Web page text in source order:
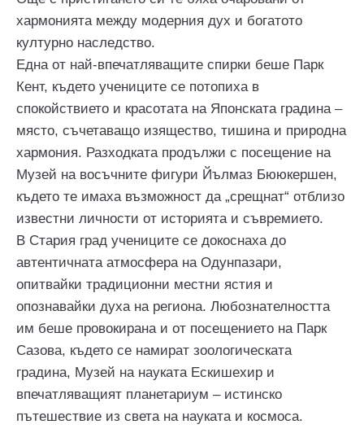
хармонията между модерния дух и богатото
културно наследство.
Една от най-впечатляващите спирки беше Парк
Кент, където учениците се потопиха в
спокойствието и красотата на Японската градина –
място, съчетаващо изящество, тишина и природна
хармония. Разходката продължи с посещение на
Музей на восъчните фигури Йълмаз Бююкершен,
където те имаха възможност да „срещнат“ отблизо
известни личности от историята и съвремието.
В Стария град учениците се докоснаха до
автентичната атмосфера на Одунпазари,
опитвайки традиционни местни ястия и
опознавайки духа на региона. Любознателността
им беше провокирана и от посещението на Парк
Сазова, където се намират зоологическата
градина, Музей на науката Ескишехир и
впечатляващият планетариум – истинско
пътешествие из света на науката и космоса.